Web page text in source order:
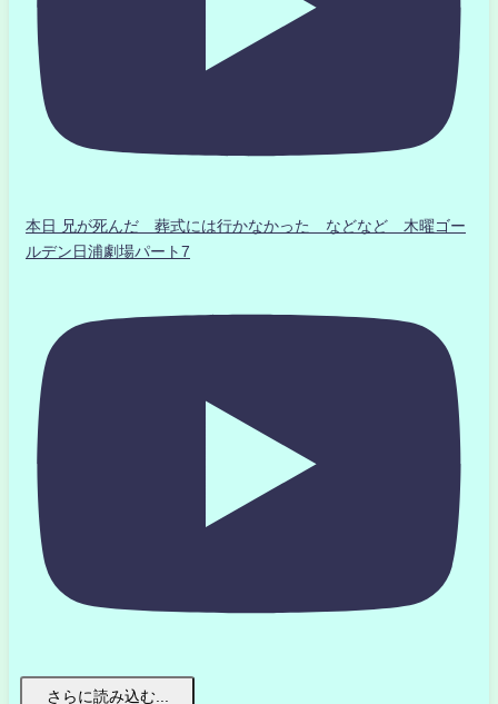
本日 兄が死んだ 葬式には行かなかった などなど 木曜ゴー
ルデン日浦劇場パート7
さらに読み込む...